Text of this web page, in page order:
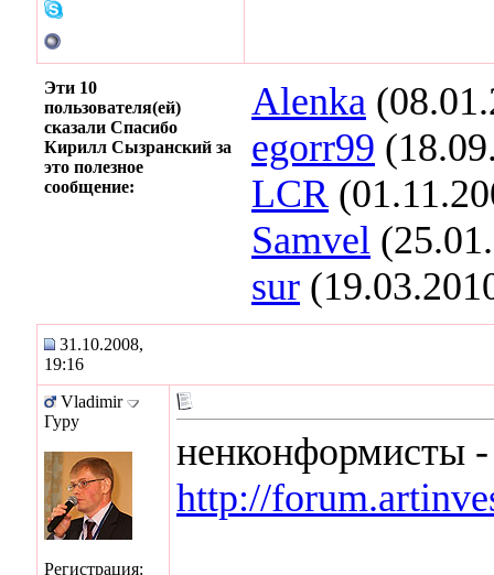
Эти 10
пользователя(ей)
сказали Спасибо
Кирилл Сызранский за
это полезное
сообщение:
Alenka
egorr99
LCR
Samvel
sur
31.10.2008,
19:16
Vladimir
Гуру
Регистрация:
ненконформисты -
http://